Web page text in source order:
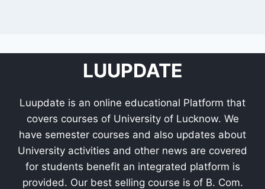
LUUPDATE
Luupdate is an online educational Platform that
covers courses of University of Lucknow. We
have semester courses and also updates about
University activities and other news are covered
for students benefit an integrated platform is
provided. Our best selling course is of B. Com.